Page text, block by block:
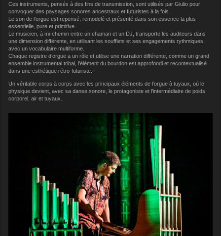
Ces instruments, pensés à des fins de transmission, sont utilisés par Giulio pour
convoquer des paysages sonores ancestraux et futuristes à la fois.
Le son de l’orgue est repensé, remodelé et présenté dans son essence la plus
essentielle, pure et primitive.
Le musicien, à mi-chemin entre un chaman et un DJ, transporte les auditeurs dans
une dimension différente, en utilisant les soufflets et ses engagements rythmiques
avec un vocabulaire multiforme.
Chaque registre d’orgue a un rôle et utilise une narration différente, comme un grand
ensemble instrumental tribal, l’élément du bourdon est approfondi et recontextualisé
dans une esthétique rétro-futuriste.
Un véritable corps à corps avec les principaux éléments de l’orgue à tuyaux, où le
physique devient, avec sa danse sonore, le protagoniste et l’intermédiaire de poids
corporel, air et tuyaux.